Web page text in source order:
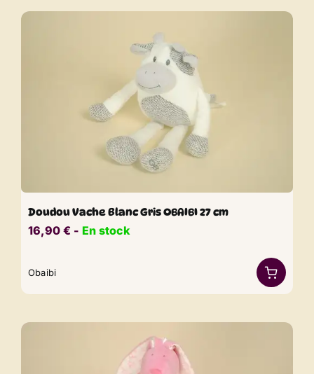
Doudou Vache Blanc Gris OBAIBI 27 cm
16,90 € ​​ - En stock
Obaibi